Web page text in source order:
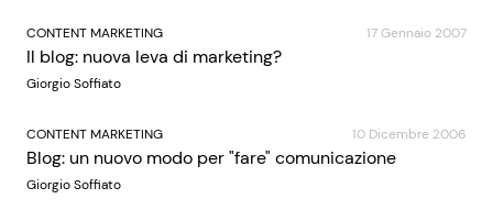
CONTENT MARKETING 17 Gennaio 2007
Il blog: nuova leva di marketing?
Giorgio Soffiato
CONTENT MARKETING 10 Dicembre 2006
Blog: un nuovo modo per "fare" comunicazione
Giorgio Soffiato